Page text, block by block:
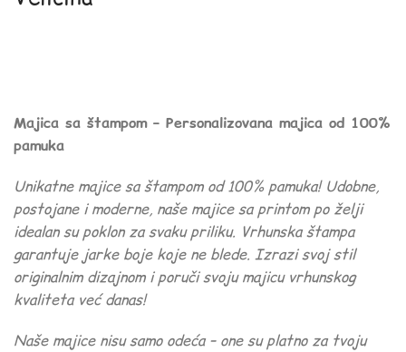
Majica sa štampom – Personalizovana majica od 100%
pamuka
Unikatne majice sa štampom od 100% pamuka! Udobne,
postojane i moderne, naše majice sa printom po želji
idealan su poklon za svaku priliku. Vrhunska štampa
garantuje jarke boje koje ne blede. Izrazi svoj stil
originalnim dizajnom i poruči svoju majicu vrhunskog
kvaliteta već danas!
Naše majice nisu samo odeća – one su platno za tvoju